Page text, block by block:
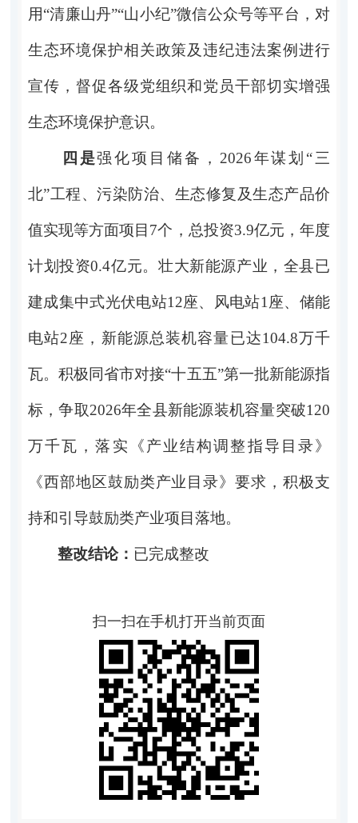
用“清廉山丹”“山小纪”微信公众号等平台，对
生态环境保护相关政策及违纪违法案例进行
宣传，督促各级党组织和党员干部切实增强
生态环境保护意识。
四是强化项目储备， 2026年谋划“三
北”工程、污染防治、生态修复及生态产品价
值实现等方面项目 7个，总投资3.9亿元，年度
计划投资0.4亿元。壮大新能源产业，全县已
建成集中式光伏电站12座、风电站1 座、储能
电站2座，新能源总装机容量已达104.8万千
瓦。积极同省市对接“十五五”第一批新能源指
标，争取2026年全县新能源装机容量突破120
万千瓦，落实《产业结构调整指导目录》
《西部地区鼓励类产业目录》要求，积极支
持和引导鼓励类产业项目落地。
整改结论： 已完成整改
扫一扫在手机打开当前页面